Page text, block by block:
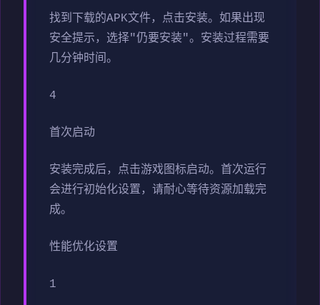
找到下载的APK文件，点击安装。如果出现
安全提示，选择"仍要安装"。安装过程需要
几分钟时间。
4
首次启动
安装完成后，点击游戏图标启动。首次运行
会进行初始化设置，请耐心等待资源加载完
成。
性能优化设置
1